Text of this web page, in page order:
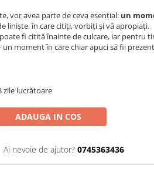
vor avea parte de ceva esențial: un
liniște, în care citiți, vorbiți și vă apropiați.
fi citită înainte de culcare, iar pentru
moment în care chiar apuci să fii
zile lucrătoare
ADAUGA IN COS
Ai nevoie de ajutor? 0745363436